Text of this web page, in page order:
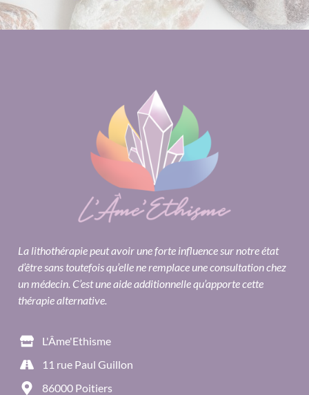
La lithothérapie peut avoir une forte influence sur notre état
d’être sans toutefois qu’elle ne remplace une consultation chez
un médecin. C’est une aide additionnelle qu’apporte cette
thérapie alternative.
L'Âme'Ethisme
11 rue Paul Guillon
86000 Poitiers